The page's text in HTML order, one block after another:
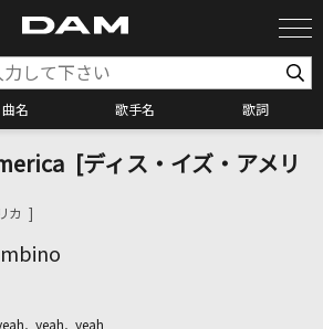
曲名 歌手名 歌詞
カラオケ検索
カラオケ店舗検索
ラオケリクエスト
[ディス・イズ・アメリ
カ ]
yeah, yeah